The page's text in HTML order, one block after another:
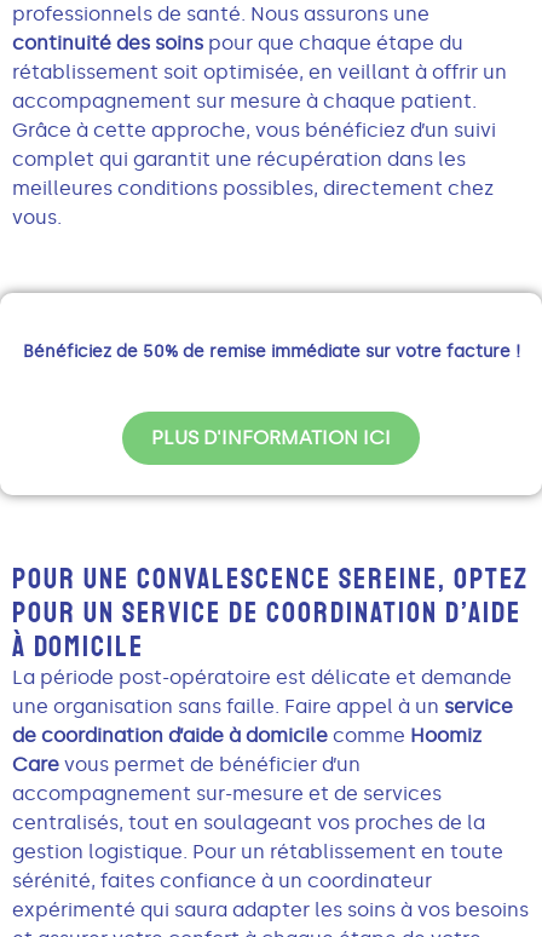
professionnels de santé. Nous assurons une
continuité des soins pour que chaque étape du
rétablissement soit optimisée, en veillant à offrir un
accompagnement sur mesure à chaque patient.
Grâce à cette approche, vous bénéficiez d’un suivi
complet qui garantit une récupération dans les
meilleures conditions possibles, directement chez
vous.
Bénéficiez de 50% de remise immédiate sur votre facture !
PLUS D'INFORMATION ICI
POUR UNE CONVALESCENCE SEREINE, OPTEZ
POUR UN SERVICE DE COORDINATION D’AIDE
À DOMICILE
La période post-opératoire est délicate et demande
une organisation sans faille. Faire appel à un service
de coordination d’aide à domicile comme Hoomiz
Care vous permet de bénéficier d’un
accompagnement sur-mesure et de services
centralisés, tout en soulageant vos proches de la
gestion logistique. Pour un rétablissement en toute
sérénité, faites confiance à un coordinateur
expérimenté qui saura adapter les soins à vos besoins